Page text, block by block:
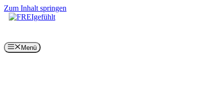
Zum Inhalt springen
Menü